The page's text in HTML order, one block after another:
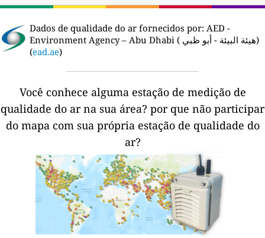
Dados de qualidade do ar fornecidos por: AED -
Environment Agency – Abu Dhabi ( هيئة البيئة - أبو ظبي)
(ead.ae)
Você conhece alguma estação de medição de
qualidade do ar na sua área? por que não participar
do mapa com sua própria estação de qualidade do
ar?